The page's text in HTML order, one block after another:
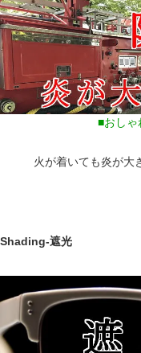
■おしゃ
火が着いても炎が大
Shading-遮光